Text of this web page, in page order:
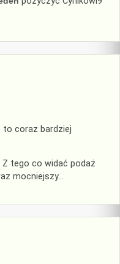
to coraz bardziej
Z tego co widać podaż
mocniejszy…